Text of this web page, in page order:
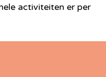
activiteiten er per